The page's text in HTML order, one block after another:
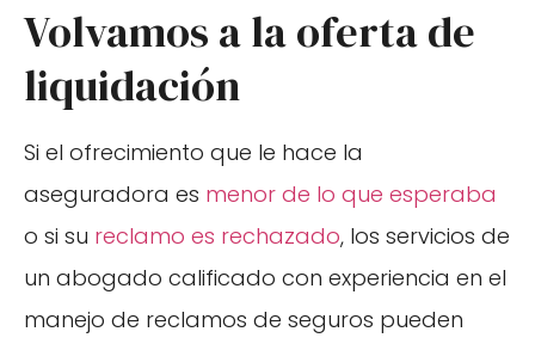
Volvamos a la oferta de
liquidación
Si el ofrecimiento que le hace la
aseguradora es menor de lo que esperaba
o si su reclamo es rechazado, los servicios de
un abogado calificado con experiencia en el
manejo de reclamos de seguros pueden